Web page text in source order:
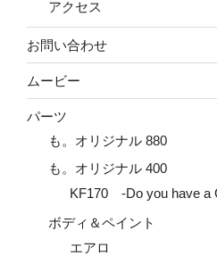
アクセス
お問い合わせ
ムービー
パーツ
も。オリジナル 880
も。オリジナル 400
KF170 -Do you have a
ボディ＆ペイント
エアロ